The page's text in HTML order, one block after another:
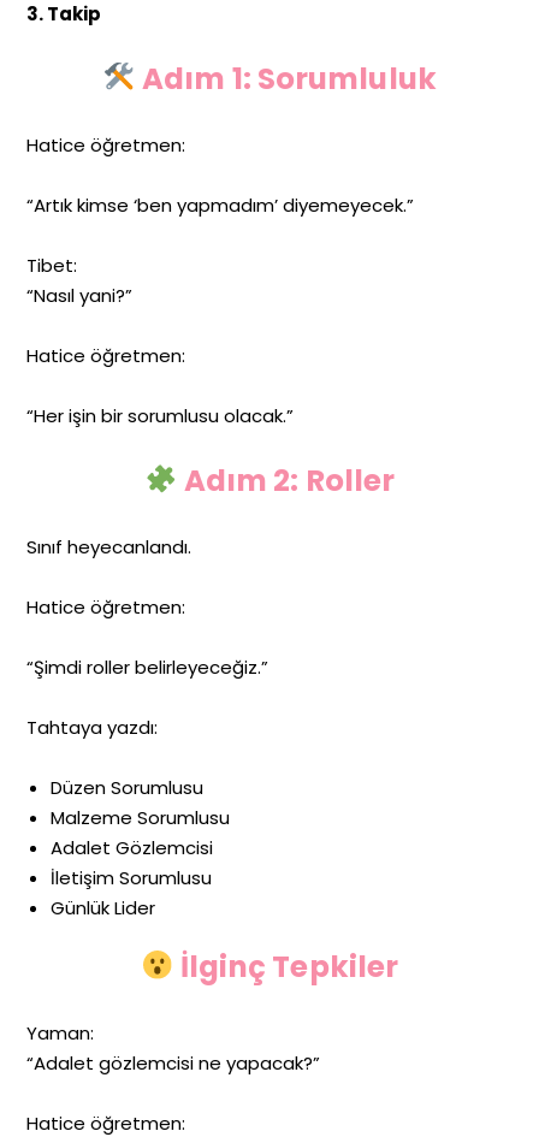
3. Takip
Adım 1: Sorumluluk
Hatice öğretmen:
“Artık kimse ‘ben yapmadım’ diyemeyecek.”
Tibet:
“Nasıl yani?”
Hatice öğretmen:
“Her işin bir sorumlusu olacak.”
Adım 2: Roller
Sınıf heyecanlandı.
Hatice öğretmen:
“Şimdi roller belirleyeceğiz.”
Tahtaya yazdı:
Düzen Sorumlusu
Malzeme Sorumlusu
Adalet Gözlemcisi
İletişim Sorumlusu
Günlük Lider
İlginç Tepkiler
Yaman:
“Adalet gözlemcisi ne yapacak?”
Hatice öğretmen: